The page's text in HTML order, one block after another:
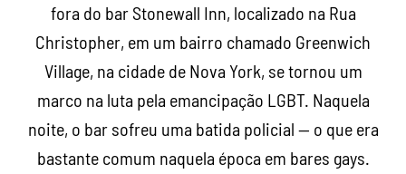
fora do bar Stonewall Inn, localizado na Rua
Christopher, em um bairro chamado Greenwich
Village, na cidade de Nova York, se tornou um
marco na luta pela emancipação LGBT. Naquela
noite, o bar sofreu uma batida policial — o que era
bastante comum naquela época em bares gays.